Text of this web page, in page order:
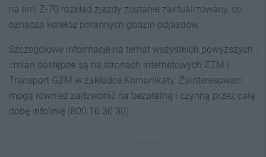
na linii Z-70 rozkład zjazdy zostanie zaktualizowany, co
oznacza korektę porannych godzin odjazdów.
Szczegółowe informacje na temat wszystkich powyższych
zmian dostępne są na stronach internetowych ZTM i
Transport GZM w zakładce Komunikaty. Zainteresowani
mogą również zadzwonić na bezpłatną i czynną przez całą
dobę infolinię (800 16 30 30).